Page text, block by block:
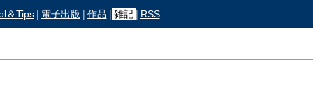
＆Tips | 電子出版 | 作品 | 雑記 | RSS